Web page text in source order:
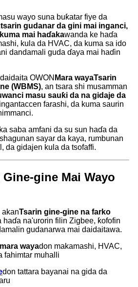
wayo suna buƙatar fiye da
tsarin gudanar da gini mai inganci,
mai haɗakawanda ke haɗa
kula da HVAC, da kuma sa ido
dandamali guda ɗaya mai haɗin
OWON Mara wayaTsarin
(WBMS), an tsara shi musamman
masu sauƙi da na gidaje da
farashi, da kuma saurin
saba amfani da su sun haɗa da
sayar da kaya, rumbunan
da gidajen kula da tsofaffi.
gine Mai Wayo
akanTsarin gine-gine na farko
haɗa na'urorin filin Zigbee, ƙofofin
gudanarwa mai daidaitawa.
wayadon makamashi, HVAC,
fahimtar muhalli
don tattara bayanai na gida da